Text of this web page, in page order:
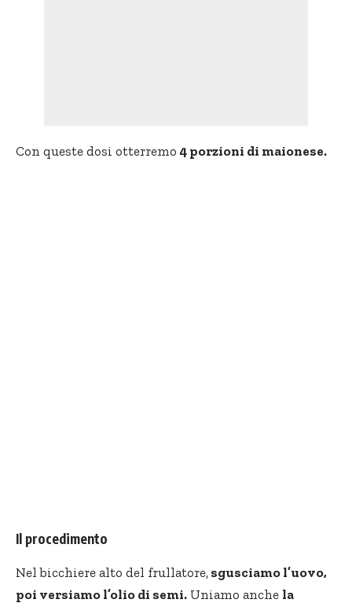
Con queste dosi otterremo 4 porzioni di maionese.
Il procedimento
Nel bicchiere alto del frullatore, sgusciamo l’uovo,
poi versiamo l’olio di semi. Uniamo anche la